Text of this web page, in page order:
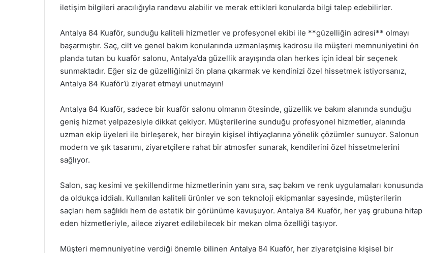
iletişim bilgileri aracılığıyla randevu alabilir ve merak ettikleri konularda bilgi talep edebilirler.
Antalya 84 Kuaför, sunduğu kaliteli hizmetler ve profesyonel ekibi ile **güzelliğin adresi** olmayı
başarmıştır. Saç, cilt ve genel bakım konularında uzmanlaşmış kadrosu ile müşteri memnuniyetini ön
planda tutan bu kuaför salonu, Antalya’da güzellik arayışında olan herkes için ideal bir seçenek
sunmaktadır. Eğer siz de güzelliğinizi ön plana çıkarmak ve kendinizi özel hissetmek istiyorsanız,
Antalya 84 Kuaför’ü ziyaret etmeyi unutmayın!
Antalya 84 Kuaför, sadece bir kuaför salonu olmanın ötesinde, güzellik ve bakım alanında sunduğu
geniş hizmet yelpazesiyle dikkat çekiyor. Müşterilerine sunduğu profesyonel hizmetler, alanında
uzman ekip üyeleri ile birleşerek, her bireyin kişisel ihtiyaçlarına yönelik çözümler sunuyor. Salonun
modern ve şık tasarımı, ziyaretçilere rahat bir atmosfer sunarak, kendilerini özel hissetmelerini
sağlıyor.
Salon, saç kesimi ve şekillendirme hizmetlerinin yanı sıra, saç bakım ve renk uygulamaları konusunda
da oldukça iddialı. Kullanılan kaliteli ürünler ve son teknoloji ekipmanlar sayesinde, müşterilerin
saçları hem sağlıklı hem de estetik bir görünüme kavuşuyor. Antalya 84 Kuaför, her yaş grubuna hitap
eden hizmetleriyle, ailece ziyaret edilebilecek bir mekan olma özelliği taşıyor.
Müşteri memnuniyetine verdiği önemle bilinen Antalya 84 Kuaför, her ziyaretçisine kişisel bir